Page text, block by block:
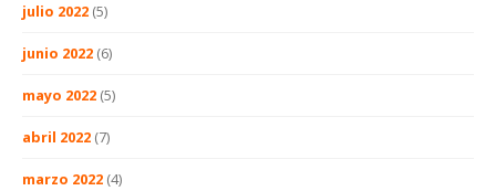
julio 2022 (5)
junio 2022 (6)
mayo 2022 (5)
abril 2022 (7)
marzo 2022 (4)